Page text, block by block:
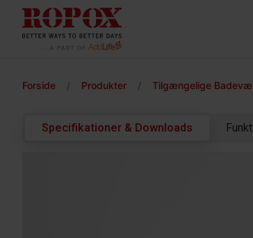
Forside / Produkter / Tilgængelige
Specifikationer & Downloads